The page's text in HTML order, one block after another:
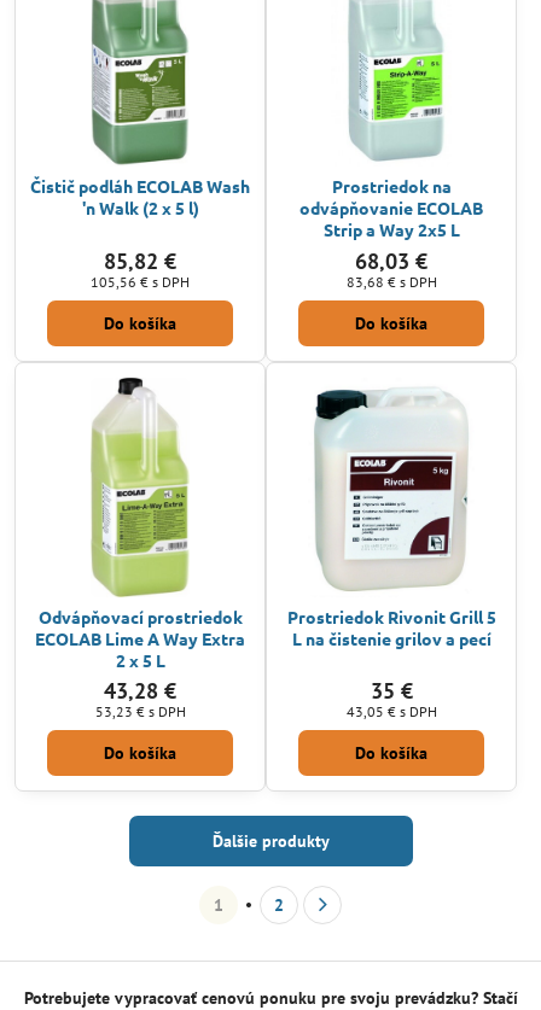
Čistič podláh ECOLAB Wash
'n Walk (2 x 5 l)
85,82 €
105,56 € s DPH
Do košíka
Prostriedok na
odvápňovanie ECOLAB
Strip a Way 2x5 L
68,03 €
83,68 € s DPH
Do košíka
Odvápňovací prostriedok
ECOLAB Lime A Way Extra
2 x 5 L
43,28 €
53,23 € s DPH
Do košíka
Prostriedok Rivonit Grill 5
L na čistenie grilov a pecí
35 €
43,05 € s DPH
Do košíka
Ďalšie produkty
1 2
Potrebujete vypracovať cenovú ponuku pre svoju prevádzku? Stačí